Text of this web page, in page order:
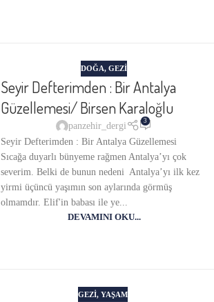
DOĞA,GEZI
Seyir Defterimden : Bir Antalya
Güzellemesi/ Birsen Karaloğlu
panzehir_dergi 3
Seyir Defterimden : Bir Antalya Güzellemesi
Sıcağa duyarlı bünyeme rağmen Antalya’yı çok
severim. Belki de bunun nedeni Antalya’yı ilk kez
yirmi üçüncü yaşımın son aylarında görmüş
olmamdır. Elif'in babası ile ye...
DEVAMINI OKU...
GEZI,YAŞAM